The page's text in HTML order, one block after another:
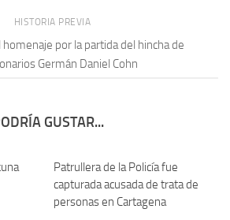
HISTORIA PREVIA
homenaje por la partida del hincha de
Germán Daniel Cohn
GUSTAR...
Patrullera de la Policía fue
capturada acusada de trata de
personas en Cartagena